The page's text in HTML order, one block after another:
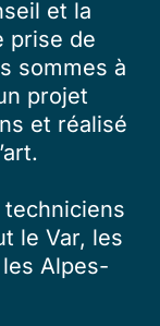
et la
prise de
sommes à
projet
et réalisé
le Var, les
Alpes-